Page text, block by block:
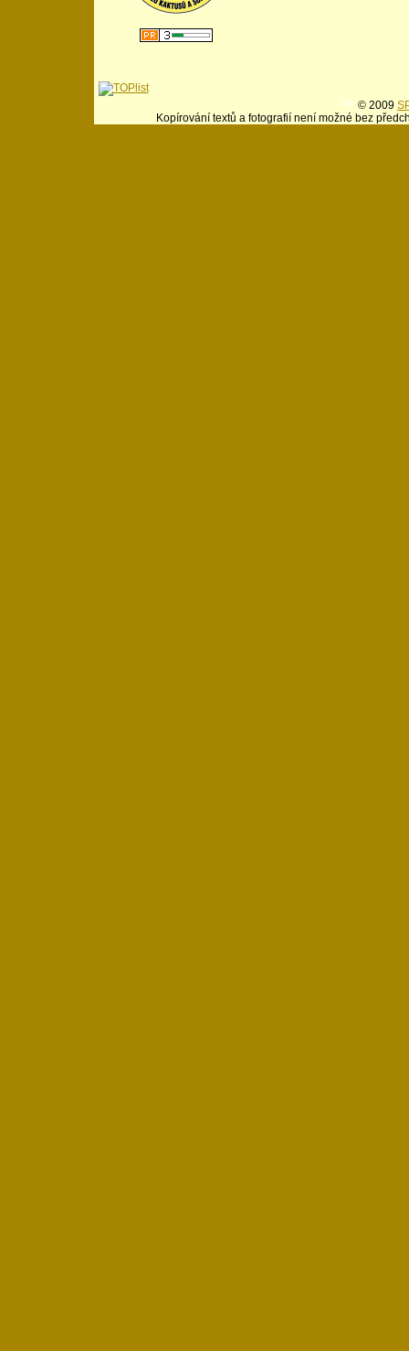
© 2009
Kopírování textů a fotografií není možné bez